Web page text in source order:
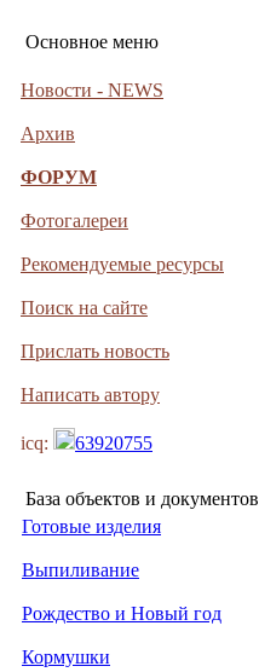
Основное меню
Новости - NEWS
Архив
ФОРУМ
Фотогалереи
Рекомендуемые ресурсы
Поиск на сайте
Прислать новость
Написать автору
icq: 63920755
База объектов и документов
Готовые изделия
Выпиливание
Рождество и Новый год
Кормушки